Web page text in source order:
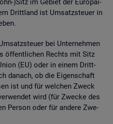
)Sitz im Ge­biet der Eu­ro­päi­
Dritt­land ist Um­satz­steu­er in
bei Un­ter­neh­men
öf­fent­li­chen Rechts mit Sitz
(EU) oder in einem Dritt­
da­nach, ob die Ei­gen­schaft
ist und für wel­chen Zweck
wird (für Zwe­cke des
Per­son oder für an­de­re Zwe­